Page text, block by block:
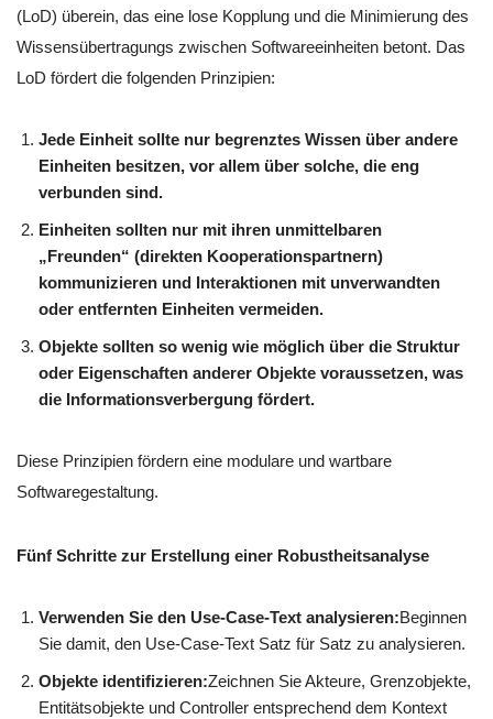
(LoD) überein, das eine lose Kopplung und die Minimierung des
Wissensübertragungs zwischen Softwareeinheiten betont. Das
LoD fördert die folgenden Prinzipien:
Jede Einheit sollte nur begrenztes Wissen über andere
Einheiten besitzen, vor allem über solche, die eng
verbunden sind.
Einheiten sollten nur mit ihren unmittelbaren
„Freunden“ (direkten Kooperationspartnern)
kommunizieren und Interaktionen mit unverwandten
oder entfernten Einheiten vermeiden.
Objekte sollten so wenig wie möglich über die Struktur
oder Eigenschaften anderer Objekte voraussetzen, was
die Informationsverbergung fördert.
Diese Prinzipien fördern eine modulare und wartbare
Softwaregestaltung.
Fünf Schritte zur Erstellung einer Robustheitsanalyse
Verwenden Sie den Use-Case-Text analysieren:Beginnen
Sie damit, den Use-Case-Text Satz für Satz zu analysieren.
Objekte identifizieren:Zeichnen Sie Akteure, Grenzobjekte,
Entitätsobjekte und Controller entsprechend dem Kontext